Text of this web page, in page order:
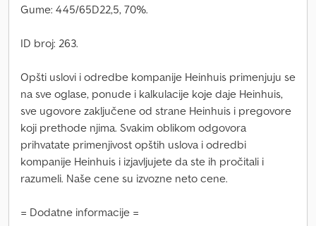
Gume: 445/65D22,5, 70%.
ID broj: 263.
Opšti uslovi i odredbe kompanije Heinhuis primenjuju se
na sve oglase, ponude i kalkulacije koje daje Heinhuis,
sve ugovore zaključene od strane Heinhuis i pregovore
koji prethode njima. Svakim oblikom odgovora
prihvatate primenjivost opštih uslova i odredbi
kompanije Heinhuis i izjavljujete da ste ih pročitali i
razumeli. Naše cene su izvozne neto cene.
= Dodatne informacije =